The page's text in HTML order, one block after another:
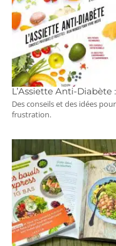
L’Assiette Anti-
Des conseils et des idées
frustration.